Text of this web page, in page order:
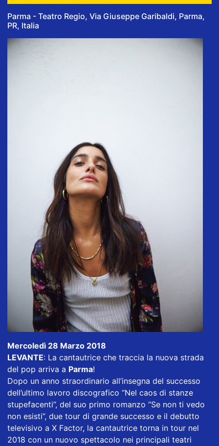
Parma - Teatro Regio, Via Giuseppe Garibaldi, Parma,
PR, Italia
Mercoledì 28 Marzo 2018
LEVANTE: La cantautrice che traccia la nuova strada
del pop arriva a Parma!
Dopo un anno straordinario all’insegna del successo
dell’ultimo lavoro discografico “Nel caos di stanze
stupefacenti”, del suo primo romanzo “Se non ti vedo
non esisti”, due tour di grande successo e il debutto
televisivo a X Factor, la cantautrice torna in tour nel
2018 con un nuovo spettacolo nei principali teatri